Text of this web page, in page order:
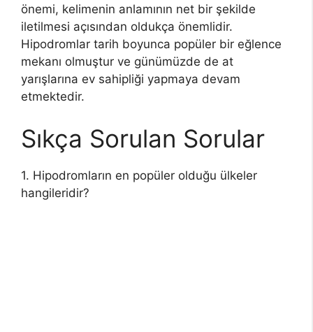
önemi, kelimenin anlamının net bir şekilde
iletilmesi açısından oldukça önemlidir.
Hipodromlar tarih boyunca popüler bir eğlence
mekanı olmuştur ve günümüzde de at
yarışlarına ev sahipliği yapmaya devam
etmektedir.
Sıkça Sorulan Sorular
1. Hipodromların en popüler olduğu ülkeler
hangileridir?